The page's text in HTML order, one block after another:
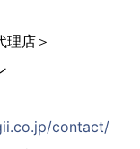
理店＞
contact/